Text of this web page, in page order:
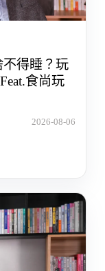
不得睡？玩
食尚玩
2026-08-06